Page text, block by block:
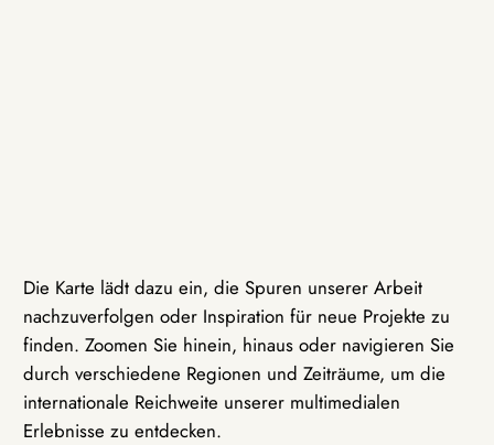
Die Karte lädt dazu ein, die Spuren unserer Arbeit
nachzuverfolgen oder Inspiration für neue Projekte zu
finden. Zoomen Sie hinein, hinaus oder navigieren Sie
durch verschiedene Regionen und Zeiträume, um die
internationale Reichweite unserer multimedialen
Erlebnisse zu entdecken.